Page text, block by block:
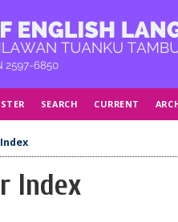
SEARCH CURRENT
Index